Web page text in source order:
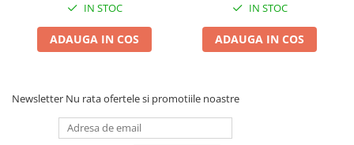
IN STOC
ADAUGA IN COS
IN STOC
ADAUGA IN COS
Newsletter Nu rata ofertele si promotiile noastre